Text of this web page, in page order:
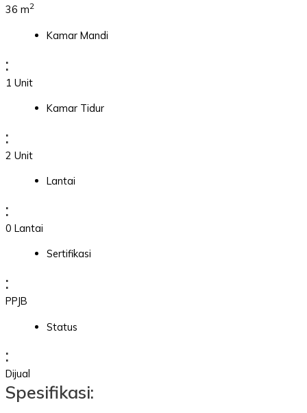
36 m2
Kamar Mandi
:
1 Unit
Kamar Tidur
:
2 Unit
Lantai
:
0 Lantai
Sertifikasi
:
PPJB
Status
:
Dijual
Spesifikasi: